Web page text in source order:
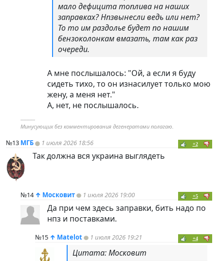
мало дефицита топлива на наших
заправках? Нпзвынесли ведь или нет?
То то им раздолье будет по нашим
бензоколонкам вмазать, там как раз
очереди.
А мне послышалось: "Ой, а если я буду
сидеть тихо, то он изнасилует только мою
жену, а меня нет."
А, нет, не послышалось.
----------
Минусующих без комментирования дегенератами полагаю.
№13 МГБ 1 июля 2026 18:56 +2
Так должна вся украина выглядеть
№14 ↑ Московит 1 июля 2026 19:00 +5
Да при чем здесь заправки, бить надо по
нпз и поставками.
№15 ↑ Matelot 1 июля 2026 19:21 +4
Цитата: Московит